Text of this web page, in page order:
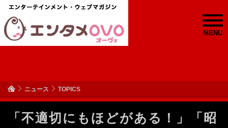
MENU
ニュース TOPICS
「不適切にもほどがある！」「昭